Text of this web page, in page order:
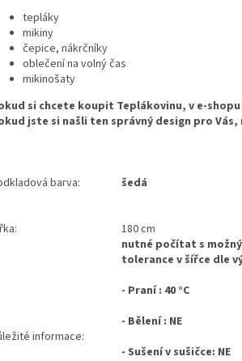
tepláky
mikiny
čepice, nákrčníky
oblečení na volný čas
mikinošaty
si chcete koupit Teplákovinu, v e-
jste si našli ten správný design pro
barva: šedá
180 cm
informace:
nutné počítat s
tolerance v šířce dle
- Praní : 40 °C
- Bělení : NE
- Sušení v sušičce: NE